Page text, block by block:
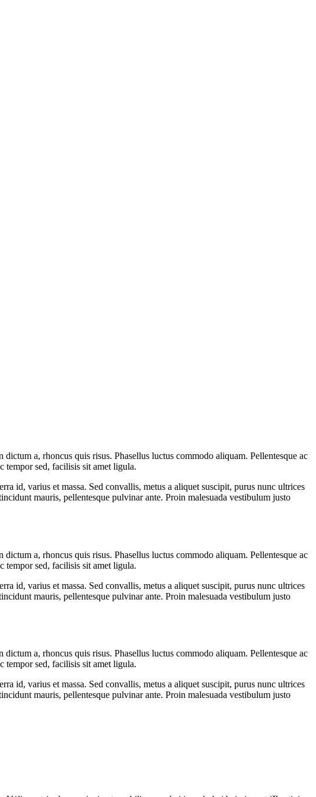
a, rhoncus quis risus. Phasellus luctus commodo aliquam. Pellentesque ac
tempor sed, facilisis sit amet ligula.
id, varius et massa. Sed convallis, metus a aliquet suscipit, purus nunc ultrices
mauris, pellentesque pulvinar ante. Proin malesuada vestibulum justo
a, rhoncus quis risus. Phasellus luctus commodo aliquam. Pellentesque ac
tempor sed, facilisis sit amet ligula.
id, varius et massa. Sed convallis, metus a aliquet suscipit, purus nunc ultrices
mauris, pellentesque pulvinar ante. Proin malesuada vestibulum justo
a, rhoncus quis risus. Phasellus luctus commodo aliquam. Pellentesque ac
tempor sed, facilisis sit amet ligula.
id, varius et massa. Sed convallis, metus a aliquet suscipit, purus nunc ultrices
mauris, pellentesque pulvinar ante. Proin malesuada vestibulum justo